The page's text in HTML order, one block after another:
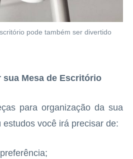
pode também ser divertido
sua Mesa de Escritório
para organização da sua
você irá precisar de: